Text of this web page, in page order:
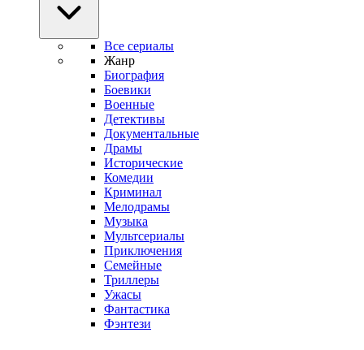
Все сериалы
Жанр
Биография
Боевики
Военные
Детективы
Документальные
Драмы
Исторические
Комедии
Криминал
Мелодрамы
Музыка
Мультсериалы
Приключения
Семейные
Триллеры
Ужасы
Фантастика
Фэнтези